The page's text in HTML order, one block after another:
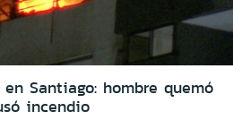
Santiago: hombre quemó
incendio